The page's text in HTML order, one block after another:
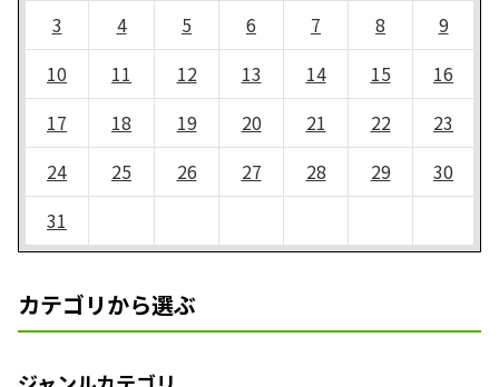
3
4 5 6 7 8
9
10
11 12 13 14 15
16
17
18 19 20 21 22
23
24
25 26 27 28 29
30
31
カテゴリから選ぶ